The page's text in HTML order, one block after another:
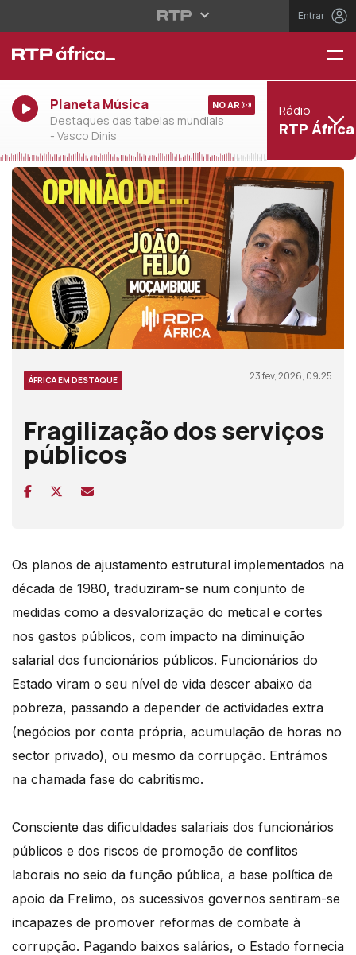
Entrar
Planeta Música
Destaques das tabelas mundiais
- Vasco Dinis
NO AR Rádio
RTP África
ÁFRICA EM DESTAQUE 23 fev, 2026, 09:25
Fragilização dos serviços
públicos
Os planos de ajustamento estrutural implementados na
década de 1980, traduziram-se num conjunto de
medidas como a desvalorização do metical e cortes
nos gastos públicos, com impacto na diminuição
salarial dos funcionários públicos. Funcionários do
Estado viram o seu nível de vida descer abaixo da
pobreza, passando a depender de actividades extra
(negócios por conta própria, acumulação de horas no
sector privado), ou mesmo da corrupção. Entrámos
na chamada fase do cabritismo.
Consciente das dificuldades salariais dos funcionários
públicos e dos riscos de promoção de conflitos
laborais no seio da função pública, a base política de
apoio da Frelimo, os sucessivos governos sentiram-se
incapazes de promover reformas de combate à
corrupção. Pagando baixos salários, o Estado fornecia